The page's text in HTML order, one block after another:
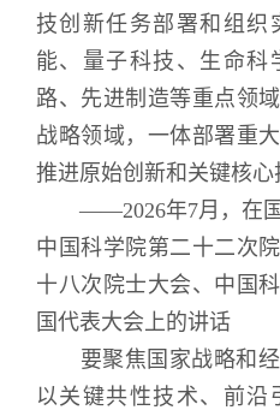
技创新任务部署和组织
能、量子科技、生命科
路、先进制造等重点领
战略领域，一体部署重
推进原始创新和关键核心
——2026年7月，在国
中国科学院第二十二次
十八次院士大会、中国
国代表大会上的讲话
要聚焦国家战略和经
以关键共性技术、前沿